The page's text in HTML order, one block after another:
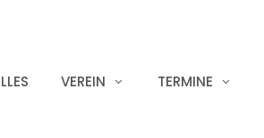
VEREIN TERMINE